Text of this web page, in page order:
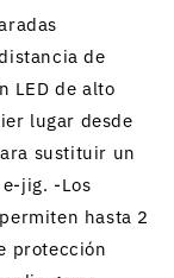
de
LED de alto
lugar desde
sustituir un
jig. -Los
hasta 2
protección